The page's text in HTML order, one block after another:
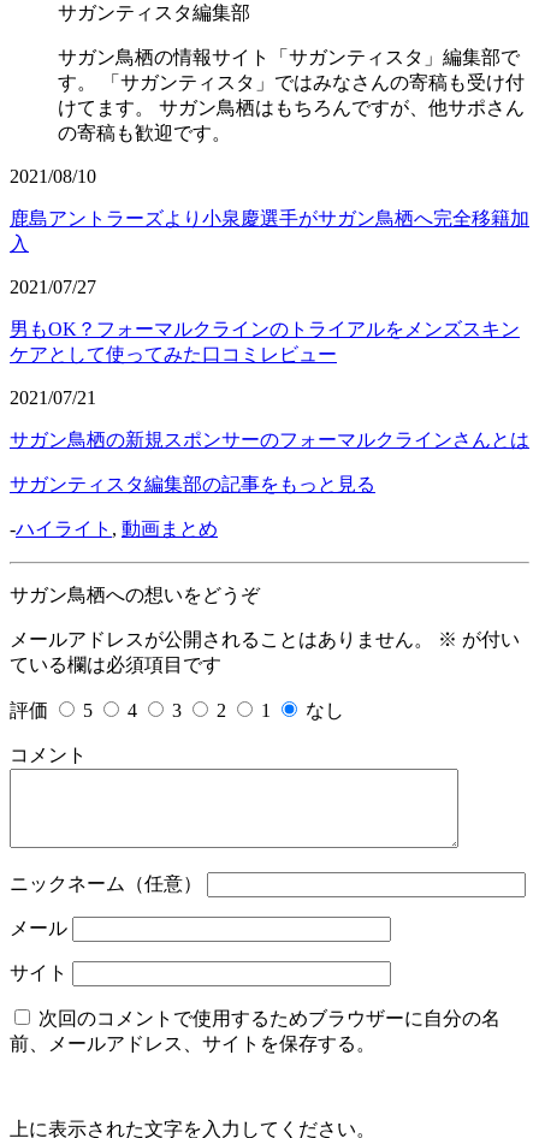
サガンティスタ編集部
サガン鳥栖の情報サイト「サガンティスタ」編集部で
す。 「サガンティスタ」ではみなさんの寄稿も受け付
けてます。 サガン鳥栖はもちろんですが、他サポさん
の寄稿も歓迎です。
2021/08/10
鹿島アントラーズより小泉慶選手がサガン鳥栖へ完全移籍加
入
2021/07/27
男もOK？フォーマルクラインのトライアルをメンズスキン
ケアとして使ってみた口コミレビュー
2021/07/21
サガン鳥栖の新規スポンサーのフォーマルクラインさんとは
サガンティスタ編集部の記事をもっと見る
-ハイライト , 動画まとめ
サガン鳥栖への想いをどうぞ
メールアドレスが公開されることはありません。 ※ が付い
ている欄は必須項目です
評価 5 4 3 2 1 なし
コメント
ニックネーム（任意）
メール
サイト
次回のコメントで使用するためブラウザーに自分の名
前、メールアドレス、サイトを保存する。
上に表示された文字を入力してください。